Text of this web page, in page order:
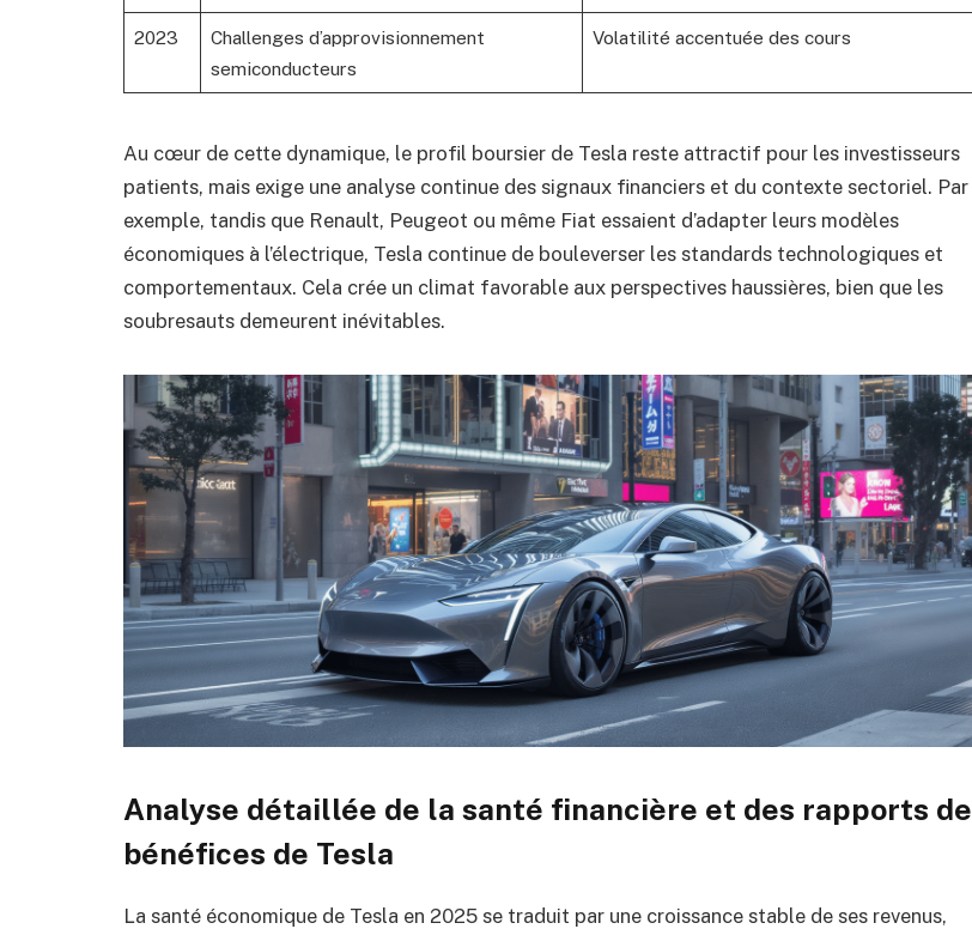
2023
Challenges d’approvisionnement
semiconducteurs
Volatilité accentuée des cours
Au cœur de cette dynamique, le profil boursier de Tesla reste attractif pour les investisseurs
patients, mais exige une analyse continue des signaux financiers et du contexte sectoriel. Par
exemple, tandis que Renault, Peugeot ou même Fiat essaient d’adapter leurs modèles
économiques à l’électrique, Tesla continue de bouleverser les standards technologiques et
comportementaux. Cela crée un climat favorable aux perspectives haussières, bien que les
soubresauts demeurent inévitables.
Analyse détaillée de la santé financière et des rapports de
bénéfices de Tesla
La santé économique de Tesla en 2025 se traduit par une croissance stable de ses revenus,